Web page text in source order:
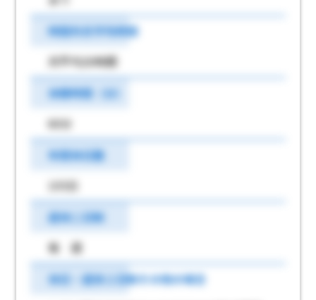
時間外月平均時間
月平均20時間
休憩時間（分）
60分
年間休日数
105日
週休二日制
毎 週
休日・週休２日制その他の場合